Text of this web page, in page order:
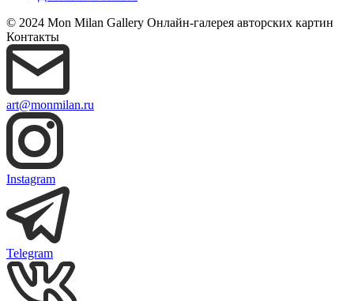
© 2024 Mon Milan Gallery Онлайн-галерея авторских картин
Контакты
art@monmilan.ru
Instagram
Telegram